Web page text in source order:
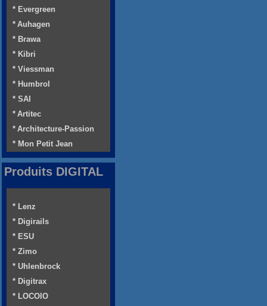
* Evergreen
* Auhagen
* Brawa
* Kibri
* Viessman
* Humbrol
* SAI
* Artitec
* Architecture-Passion
* Mon Petit Jean
Produits DIGITAL
* Lenz
* Digirails
* ESU
* Zimo
* Uhlenbrock
* Digitrax
* LOCOIO